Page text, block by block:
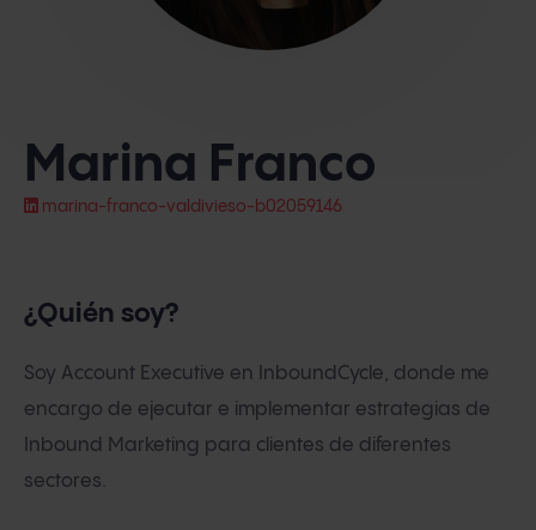
Marina Franco
marina-franco-valdivieso-b02059146
¿Quién soy?
Soy Account Executive en InboundCycle, donde me
encargo de ejecutar e implementar estrategias de
Inbound Marketing para clientes de diferentes
sectores.